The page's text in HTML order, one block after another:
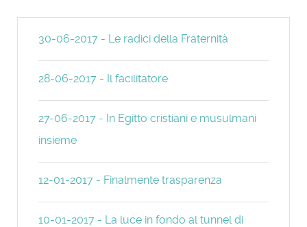
30-06-2017 - Le radici della Fraternità
28-06-2017 - Il facilitatore
27-06-2017 - In Egitto cristiani e musulmani
insieme
12-01-2017 - Finalmente trasparenza
10-01-2017 - La luce in fondo al tunnel di